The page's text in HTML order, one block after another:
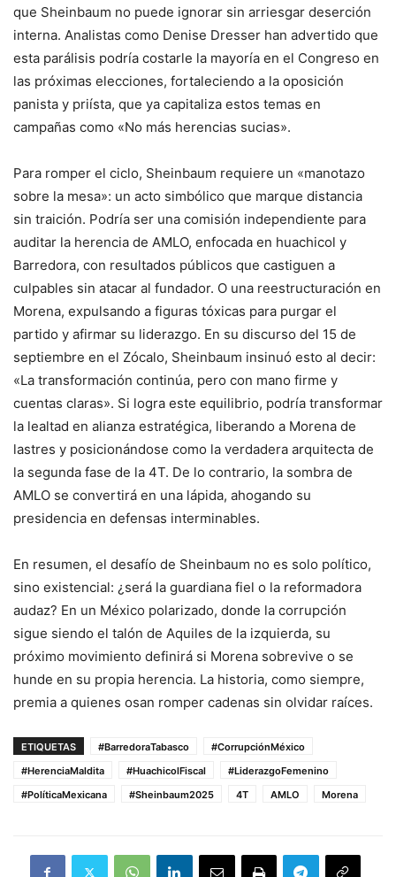
que Sheinbaum no puede ignorar sin arriesgar deserción
interna. Analistas como Denise Dresser han advertido que
esta parálisis podría costarle la mayoría en el Congreso en
las próximas elecciones, fortaleciendo a la oposición
panista y priísta, que ya capitaliza estos temas en
campañas como «No más herencias sucias».
Para romper el ciclo, Sheinbaum requiere un «manotazo
sobre la mesa»: un acto simbólico que marque distancia
sin traición. Podría ser una comisión independiente para
auditar la herencia de AMLO, enfocada en huachicol y
Barredora, con resultados públicos que castiguen a
culpables sin atacar al fundador. O una reestructuración en
Morena, expulsando a figuras tóxicas para purgar el
partido y afirmar su liderazgo. En su discurso del 15 de
septiembre en el Zócalo, Sheinbaum insinuó esto al decir:
«La transformación continúa, pero con mano firme y
cuentas claras». Si logra este equilibrio, podría transformar
la lealtad en alianza estratégica, liberando a Morena de
lastres y posicionándose como la verdadera arquitecta de
la segunda fase de la 4T. De lo contrario, la sombra de
AMLO se convertirá en una lápida, ahogando su
presidencia en defensas interminables.
En resumen, el desafío de Sheinbaum no es solo político,
sino existencial: ¿será la guardiana fiel o la reformadora
audaz? En un México polarizado, donde la corrupción
sigue siendo el talón de Aquiles de la izquierda, su
próximo movimiento definirá si Morena sobrevive o se
hunde en su propia herencia. La historia, como siempre,
premia a quienes osan romper cadenas sin olvidar raíces.
ETIQUETAS #BarredoraTabasco
#CorrupciónMéxico
#HerenciaMaldita
#HuachicolFiscal
#LiderazgoFemenino
#PolíticaMexicana
#Sheinbaum2025 4T AMLO Morena